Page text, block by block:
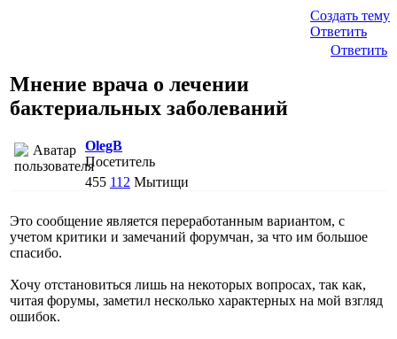
Создать тему
Ответить
Ответить
Мнение врача о лечении
бактериальных заболеваний
OlegB
Посетитель
455 112 Мытищи
Это сообщение является переработанным вариантом, с
учетом критики и замечаний форумчан, за что им большое
спасибо.
Хочу отстановиться лишь на некоторых вопросах, так как,
читая форумы, заметил несколько характерных на мой взгляд
ошибок.